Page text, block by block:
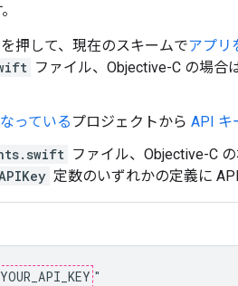
押して、現在のスキームでアプリ
ファイル、Objective-C の場合
っている プロジェクトから API キ
ファイル、Objective-C
定数のいずれかの定義に
YOUR_API_KEY "